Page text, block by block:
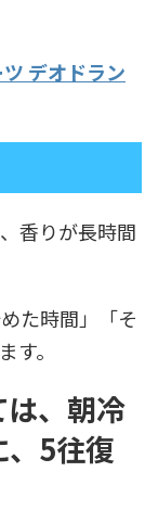
デオドラン
香りが長時間
た時間」「そ
す。
、朝冷
、5往復